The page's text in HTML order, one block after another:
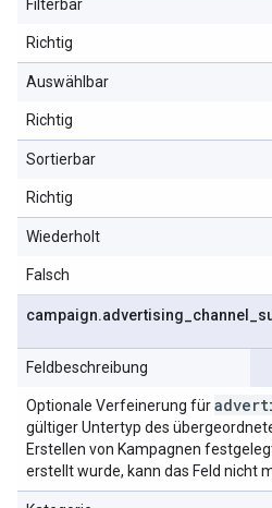
Filterbar
Richtig
Auswählbar
Richtig
Sortierbar
Richtig
Wiederholt
Falsch
campaign.advertising channel
Feldbeschreibung
Optionale Verfeinerung für
gültiger Untertyp des
Erstellen von Kampagnen
erstellt wurde, kann das Feld nicht